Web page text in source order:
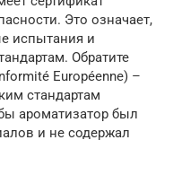
Это означает,
испытания и
Обратите
Européenne) –
стандартам
ароматизатор был
и не содержал